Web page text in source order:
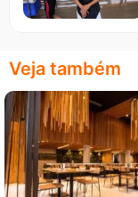
Veja também